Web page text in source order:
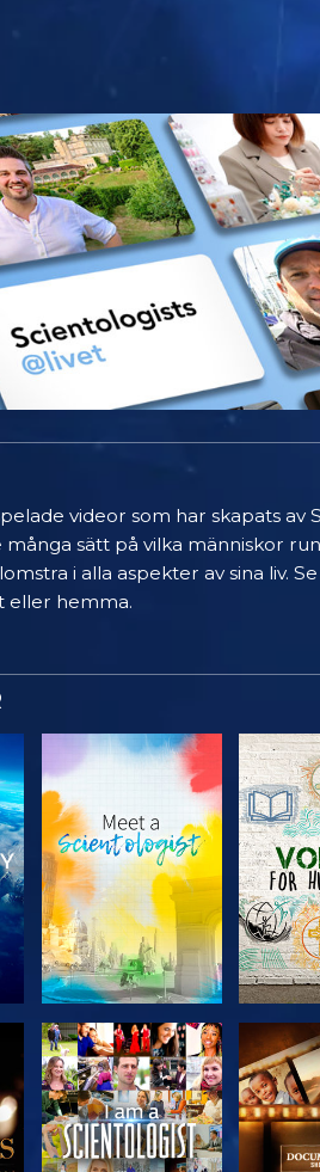
videor som har skapats
sätt på vilka människor
i alla aspekter av sina liv.
eller hemma.
UTFORSKA
SERIEN